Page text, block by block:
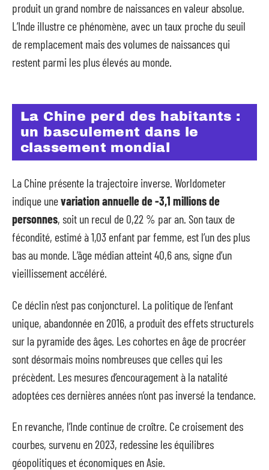
produit un grand nombre de naissances en valeur absolue.
L’Inde illustre ce phénomène, avec un taux proche du seuil
de remplacement mais des volumes de naissances qui
restent parmi les plus élevés au monde.
La Chine perd des habitants :
un basculement dans le
classement mondial
La Chine présente la trajectoire inverse. Worldometer
indique unevariation annuelle de -3,1 millions de
personnes, soit un recul de 0,22 % par an. Son taux de
fécondité, estimé à 1,03 enfant par femme, est l’un des plus
bas au monde. L’âge médian atteint 40,6 ans, signe d’un
vieillissement accéléré.
Ce déclin n’est pas conjoncturel. La politique de l’enfant
unique, abandonnée en 2016, a produit des effets structurels
sur la pyramide des âges. Les cohortes en âge de procréer
sont désormais moins nombreuses que celles qui les
précèdent. Les mesures d’encouragement à la natalité
adoptées ces dernières années n’ont pas inversé la tendance.
En revanche, l’Inde continue de croître. Ce croisement des
courbes, survenu en 2023, redessine les équilibres
géopolitiques et économiques en Asie.